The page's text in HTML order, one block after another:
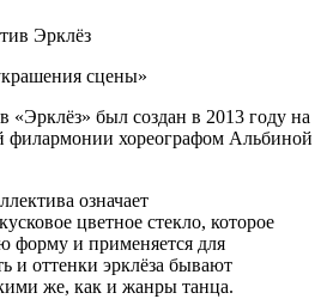
сцены»
«Эрклёз» был создан в 2013 году на
филармонии хореографом Альбиной
означает
цветное стекло, которое
форму и применяется для
и оттенки эрклёза бывают
же, как и жанры танца.